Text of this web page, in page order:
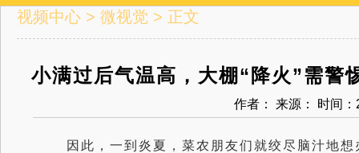
视频中心 > 微视觉 > 正文
小满过后气温高，大棚“降火”需警
作者： 来源： 时间
因此，一到炎夏，菜农朋友们就绞尽脑汁地